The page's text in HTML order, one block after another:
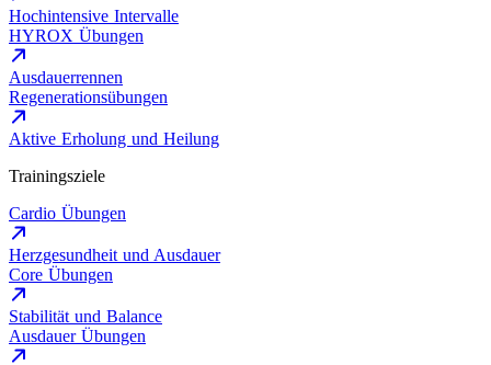
Hochintensive Intervalle
HYROX Übungen
Ausdauerrennen
Regenerationsübungen
Aktive Erholung und Heilung
Trainingsziele
Cardio Übungen
Herzgesundheit und Ausdauer
Core Übungen
Stabilität und Balance
Ausdauer Übungen